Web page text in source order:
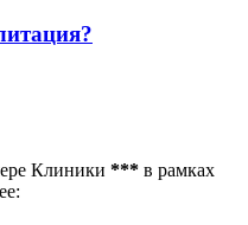
Клиники *** в рамках